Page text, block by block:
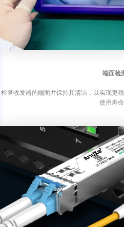
端面检
检查收发器的端面并保持其清洁，以实现更
使用寿命